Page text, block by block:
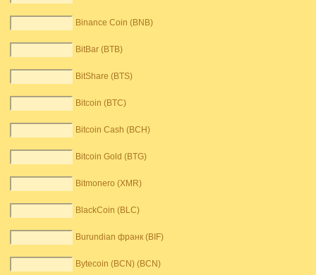
Binance Coin (BNB)
BitBar (BTB)
BitShare (BTS)
Bitcoin (BTC)
Bitcoin Cash (BCH)
Bitcoin Gold (BTG)
Bitmonero (XMR)
BlackCoin (BLC)
Burundian франк (BIF)
Bytecoin (BCN) (BCN)